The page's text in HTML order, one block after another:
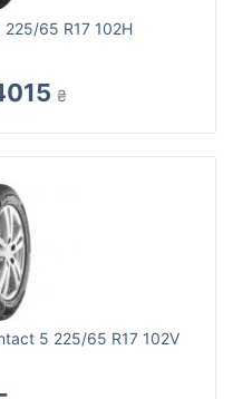
225/65 R17 102H
₴
5 225/65 R17 102V